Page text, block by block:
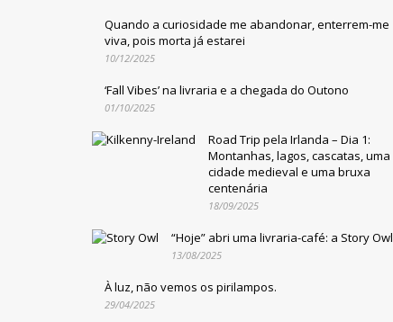
Quando a curiosidade me abandonar, enterrem-me
viva, pois morta já estarei
10/12/2025
‘Fall Vibes’ na livraria e a chegada do Outono
01/10/2025
Road Trip pela Irlanda – Dia 1:
Montanhas, lagos, cascatas, uma
cidade medieval e uma bruxa
centenária
18/09/2025
“Hoje” abri uma livraria-café: a Story Owl
13/08/2025
À luz, não vemos os pirilampos.
29/04/2025